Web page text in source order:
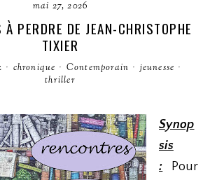
mai 27, 2026
PERDRE DE JEAN-CHRISTOPHE
TIXIER
· chronique · Contemporain · jeunesse ·
thriller
Synop
sis
: Pour